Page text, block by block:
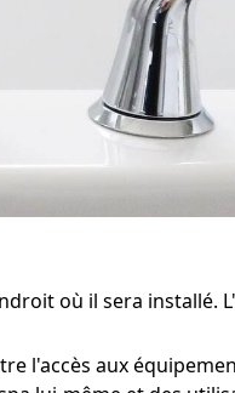
où il sera installé.
l'accès aux